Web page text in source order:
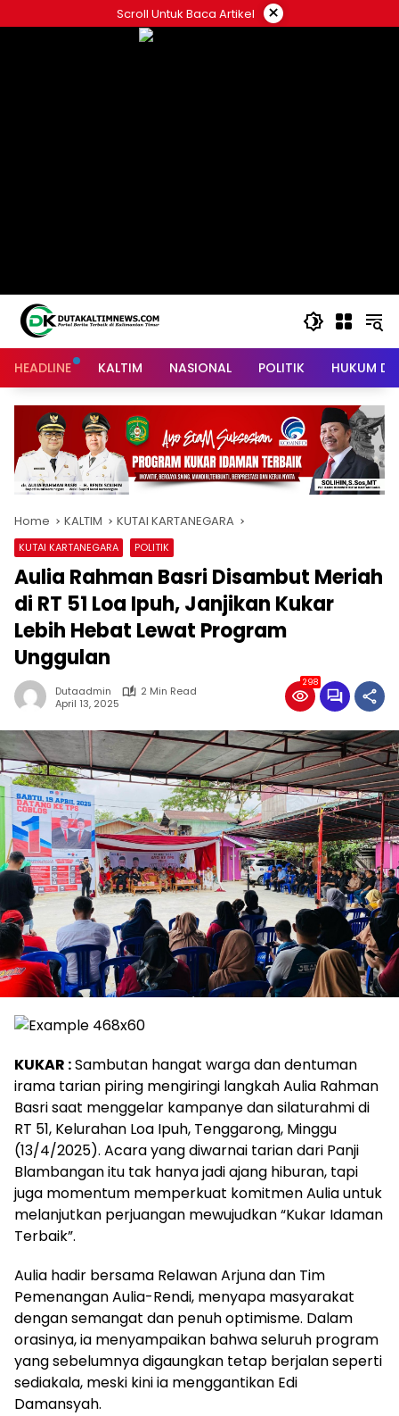
to
Scroll Untuk Baca Artikel ×
HEADLINE KALTIM NASIONAL POLITIK HUKUM
Home KALTIM KUTAI KARTANEGARA
KUTAI KARTANEGARA POLITIK
Aulia Rahman Basri Disambut Meriah
di RT 51 Loa Ipuh, Janjikan Kukar
Lebih Hebat Lewat Program
Unggulan
Dutaadmin
2 Min Read
April 13, 2025
298
KUKAR :Sambutan hangat warga dan dentuman
irama tarian piring mengiringi langkah Aulia Rahman
Basri saat menggelar kampanye dan silaturahmi di
RT 51, Kelurahan Loa Ipuh, Tenggarong, Minggu
(13/4/2025). Acara yang diwarnai tarian dari Panji
Blambangan itu tak hanya jadi ajang hiburan, tapi
juga momentum memperkuat komitmen Aulia untuk
melanjutkan perjuangan mewujudkan “Kukar Idaman
Terbaik”.
Aulia hadir bersama Relawan Arjuna dan Tim
Pemenangan Aulia-Rendi, menyapa masyarakat
dengan semangat dan penuh optimisme. Dalam
orasinya, ia menyampaikan bahwa seluruh program
yang sebelumnya digaungkan tetap berjalan seperti
sediakala, meski kini ia menggantikan Edi
Damansyah.